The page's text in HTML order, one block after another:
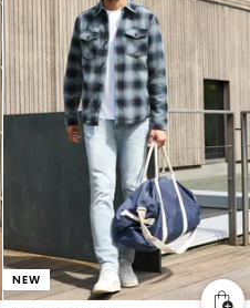
NEW